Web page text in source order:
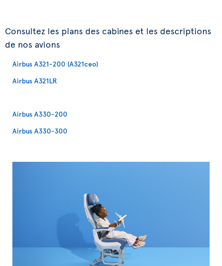
Consultez les plans des cabines et les descriptions
de nos avions
Airbus A321-200 (A321ceo)
Airbus A321LR
Airbus A330-200
Airbus A330-300